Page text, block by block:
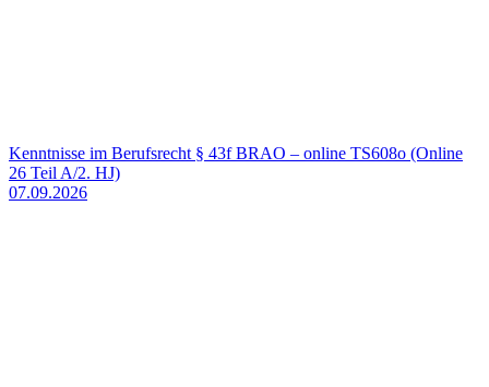
Kenntnisse im Berufsrecht § 43f BRAO – online TS608o (Online
26 Teil A/2. HJ)
07.09.2026